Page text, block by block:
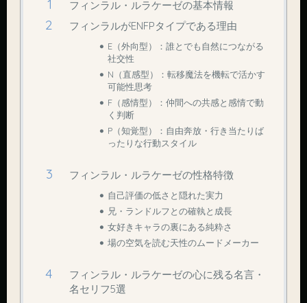
フィンラル・ルラケーゼの基本情報
フィンラルがENFPタイプである理由
E（外向型）：誰とでも自然につながる
社交性
N（直感型）：転移魔法を機転で活かす
可能性思考
F（感情型）：仲間への共感と感情で動
く判断
P（知覚型）：自由奔放・行き当たりば
ったりな行動スタイル
フィンラル・ルラケーゼの性格特徴
自己評価の低さと隠れた実力
兄・ランドルフとの確執と成長
女好きキャラの裏にある純粋さ
場の空気を読む天性のムードメーカー
フィンラル・ルラケーゼの心に残る名言・
名セリフ5選